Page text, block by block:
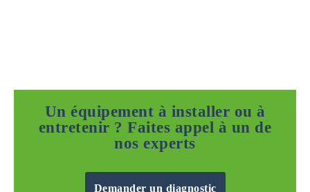
Un équipement à installer ou à
entretenir ? Faites appel à un de
nos experts
Demander un diagnostic